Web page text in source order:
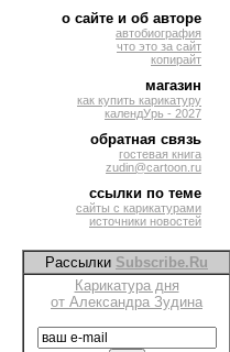
о сайте и об авторе
автобиография
что это за сайт
копирайт
магазин
как купить карикатуру
календУрь - 2027
обратная связь
гостевая книга
zudin@cartoon.ru
ссылки по теме
сайты с карикатурами
источники новостей
Рассылки Subscribe.Ru
Карикатура дня
от Александра Зудина